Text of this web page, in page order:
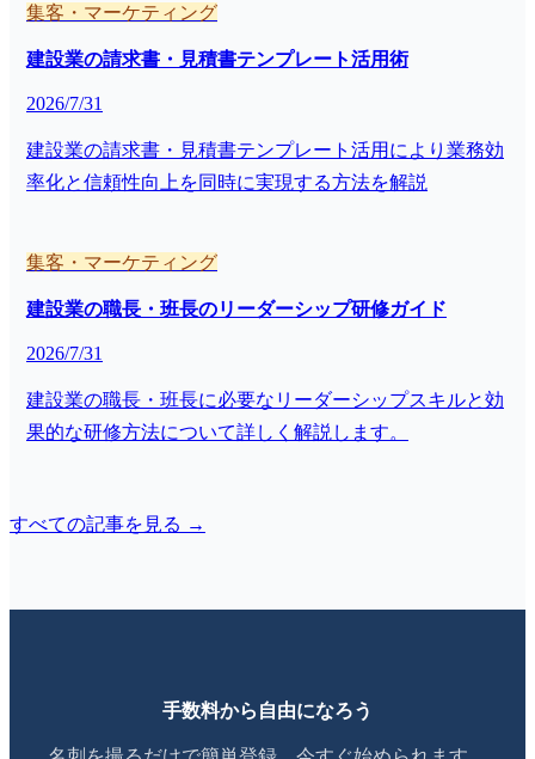
集客・マーケティング
建設業の請求書・見積書テンプレート活用術
2026/7/31
建設業の請求書・見積書テンプレート活用により業務効
率化と信頼性向上を同時に実現する方法を解説
集客・マーケティング
建設業の職長・班長のリーダーシップ研修ガイド
2026/7/31
建設業の職長・班長に必要なリーダーシップスキルと効
果的な研修方法について詳しく解説します。
すべての記事を見る →
手数料から自由になろう